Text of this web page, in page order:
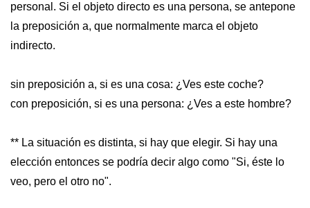
personal. Si el objeto directo es una persona, se antepone
la preposición a, que normalmente marca el objeto
indirecto.
sin preposición a, si es una cosa: ¿Ves este coche?
con preposición, si es una persona: ¿Ves a este hombre?
** La situación es distinta, si hay que elegir. Si hay una
elección entonces se podría decir algo como "Si, éste lo
veo, pero el otro no".